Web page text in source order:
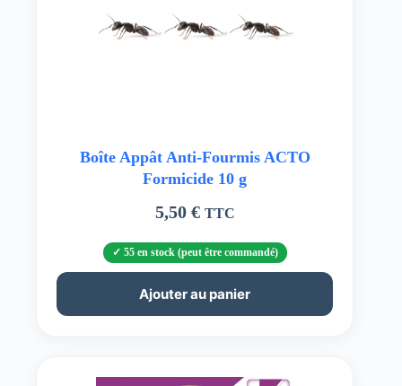
Boîte Appât Anti-Fourmis ACTO
Formicide 10 g
5,50 € TTC
55 en stock (peut être commandé)
Ajouter au panier